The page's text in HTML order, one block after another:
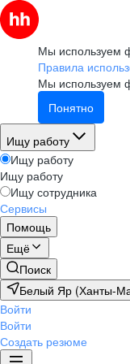
Мы используем
Правила
Мы используем
Понятно
Ищу работу
Ищу работу
Ищу работу
Ищу сотрудника
Сервисы
Помощь
Ещё
Поиск
Белый Яр (Ханты-
Войти
Войти
Создать резюме